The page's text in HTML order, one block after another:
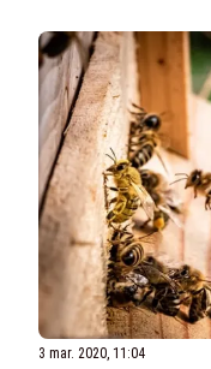
3 mar. 2020, 11:04